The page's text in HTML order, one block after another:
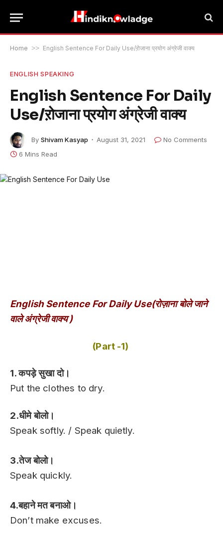
Home >> English Sentence For Daily Use/ऱोजाना प्रयोग अंग्रेजी वाक्य
ENGLISH SPEAKING
English Sentence For Daily
Use/ऱोजाना प्रयोग अंग्रेजी वाक्य
By Shivam Kasyap August 31, 2021
No Comments
6 Mins Read
English Sentence For Daily Use(रोज़ाना बोले जाने
वाले अंग्रेजी वाक्य )
(Part -1)
1. कपड़े सुखा दो।
Put the clothes to dry.
2.धीमे बोलो।
Speak softly. / Speak quietly.
3.तेज बोलो।
Speak quickly.
4.बहाने मत बनाओ।
Don’t make excuses.